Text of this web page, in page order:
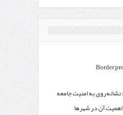
نشانه‌روی به امنیت جامعه
آن در شهرها